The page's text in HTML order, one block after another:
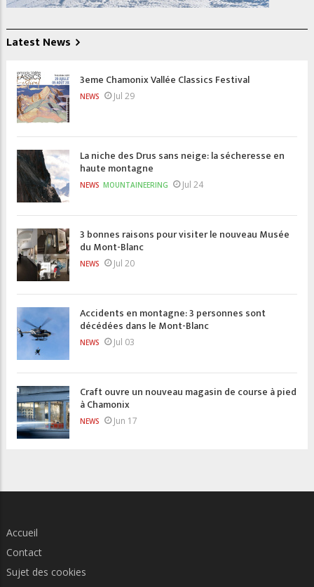
Latest News
3eme Chamonix Vallée Classics Festival
NEWS Jul 29
La niche des Drus sans neige: la sécheresse en
haute montagne
NEWS MOUNTAINEERING Jul 24
3 bonnes raisons pour visiter le nouveau Musée
du Mont-Blanc
NEWS Jul 20
Accidents en montagne: 3 personnes sont
décédées dans le Mont-Blanc
NEWS Jul 03
Craft ouvre un nouveau magasin de course à pied
à Chamonix
NEWS Jun 17
Accueil
Contact
Sujet des cookies